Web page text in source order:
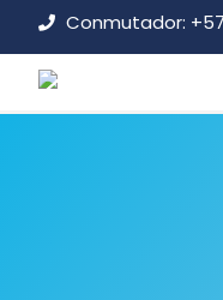
Conmutador: